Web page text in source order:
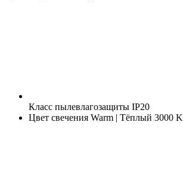
Класс пылевлагозащиты IP20
Цвет свечения Warm | Тёплый 3000 K